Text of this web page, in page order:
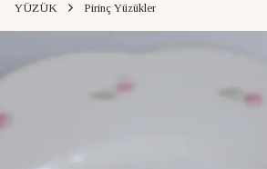
YÜZÜK Pirinç Yüzükler